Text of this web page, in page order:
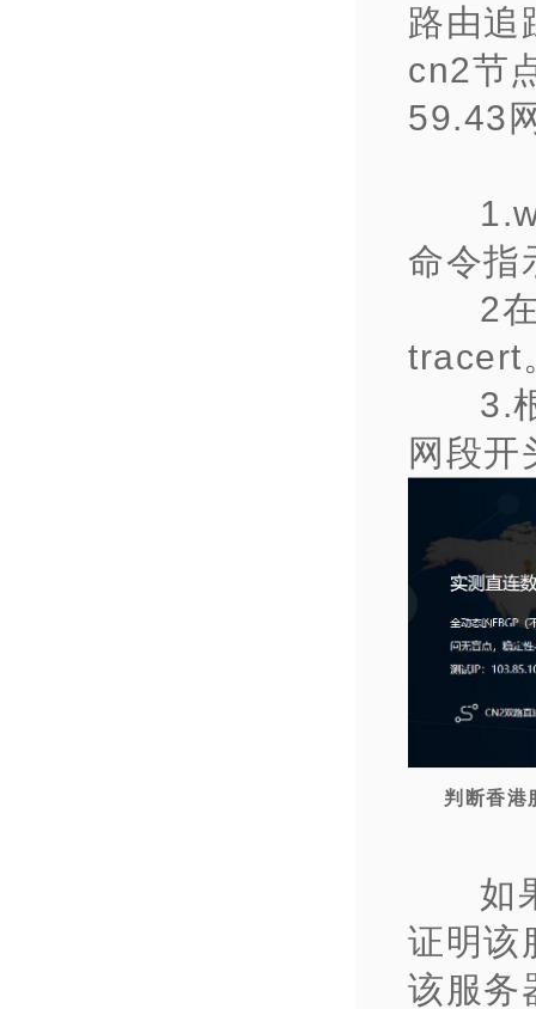
路由追
cn2节
59.43
命令指
2
tracert
3.
网段开
判断香港
如
证明该
该服务